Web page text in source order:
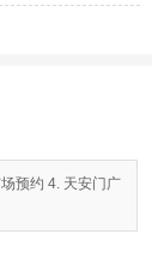
预约 4. 天安门广